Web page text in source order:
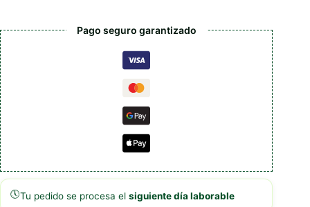
Pago seguro garantizado
🕔Tu pedido se procesa el siguiente día laborable